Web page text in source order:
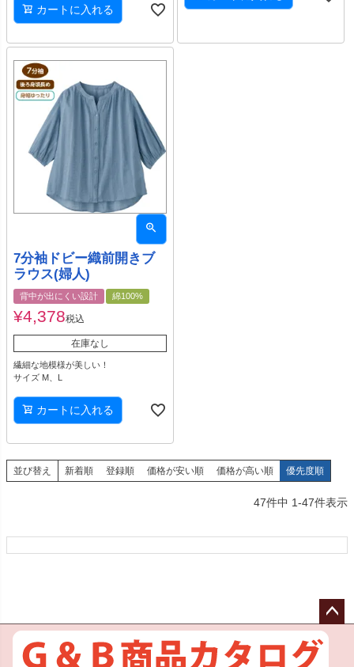
カートに入れる
7分袖ドビー織前開きブ
ラウス(婦人)
背中が出にくい設計 綿100%
¥4,378税込
在庫なし
繊細な地模様が美しい！
サイズ M、L
カートに入れる
並び替え 新着順 登録順 価格が安い順 価格が高い順 優先度順
47件中 1-47件表示
ペー
ジト